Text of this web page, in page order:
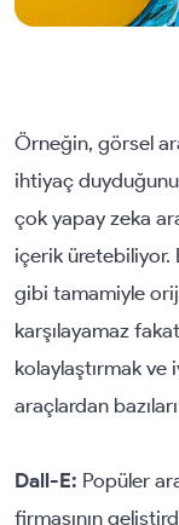
Örneğin, görsel
ihtiyaç
çok yapay zeka
içerik
gibi tamamiyle
karşılayamaz
kolaylaştırmak ve
araçlardan
Dall-E: Popüler
firmasının